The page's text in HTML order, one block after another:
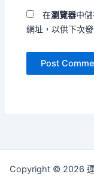
在瀏覽器中
網址，以供下次
Copyright © 2026